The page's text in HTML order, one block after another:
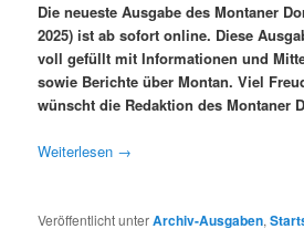
Die neueste Ausgabe des Montaner
2025) ist ab sofort online. Diese
voll gefüllt mit Informationen und
sowie Berichte über Montan. Viel
wünscht die Redaktion des Montaner
Weiterlesen →
Veröffentlicht unterArchiv-Ausgaben,